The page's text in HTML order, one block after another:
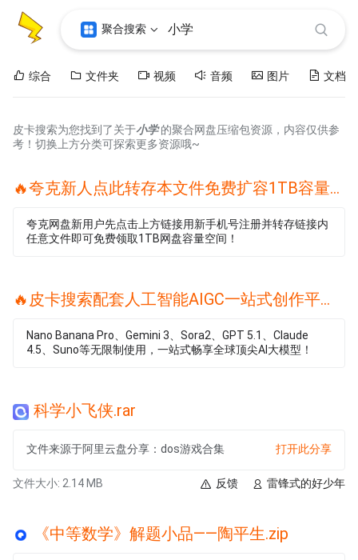
聚合搜索
综合 文件夹 视频 音频 图片 文档
皮卡搜索为您找到了关于小学的聚合网盘压缩包资源，内容仅供参
考！切换上方分类可探索更多资源哦~
🔥夸克新人点此转存本文件免费扩容1TB容量🔥
夸克网盘新用户先点击上方链接用新手机号注册并转存链接内
任意文件即可免费领取1TB网盘容量空间！
🔥皮卡搜索配套人工智能AIGC一站式创作平台🔥
Nano Banana Pro、Gemini 3、Sora2、GPT 5.1、Claude
4.5、Suno等无限制使用，一站式畅享全球顶尖AI大模型！
科学小飞侠.rar
文件来源于阿里云盘分享：dos游戏合集 打开此分享
文件大小: 2.14 MB 雷锋式的好少年
反馈
《中等数学》解题小品——陶平生.zip